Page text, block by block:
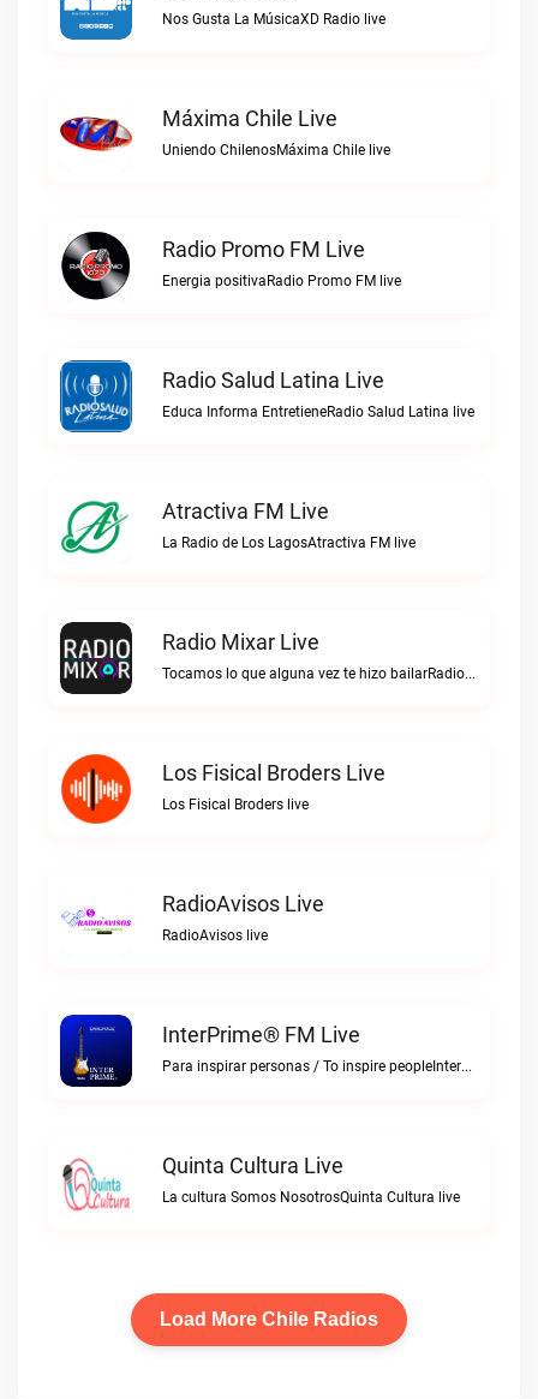
Nos Gusta La MúsicaXD Radio live
Máxima Chile Live
Uniendo ChilenosMáxima Chile live
Radio Promo FM Live
Energia positivaRadio Promo FM live
Radio Salud Latina Live
Educa Informa EntretieneRadio Salud Latina live
Atractiva FM Live
La Radio de Los LagosAtractiva FM live
Radio Mixar Live
Tocamos lo que alguna vez te hizo bailarRadio Mixar live
Los Fisical Broders Live
Los Fisical Broders live
RadioAvisos Live
RadioAvisos live
InterPrime® FM Live
Para inspirar personas / To inspire peopleInterPrime® FM live
Quinta Cultura Live
La cultura Somos NosotrosQuinta Cultura live
Load More Chile Radios